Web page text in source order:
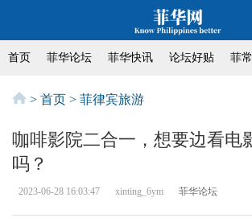
首页 菲华论坛 菲华快讯 论坛好贴 菲
> 首页 > 菲律宾旅游
咖啡影院二合一，想要边看电
吗？
2023-06-28 16:03:47 xinting_6ym 菲华论坛